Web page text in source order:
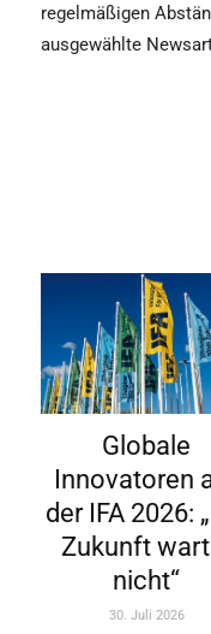
regelmäßigen
ausgewählte
Globale
Innovatoren
der IFA 2026:
Zukunft
nicht“
30. Juli 2026